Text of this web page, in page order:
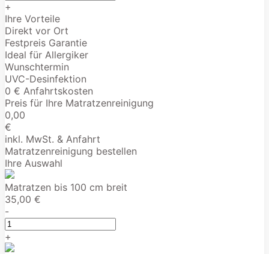
+
Ihre Vorteile
Direkt vor Ort
Festpreis Garantie
Ideal für Allergiker
Wunschtermin
UVC-Desinfektion
0 € Anfahrtskosten
Preis für Ihre Matratzenreinigung
0,00
€
inkl. MwSt. & Anfahrt
Matratzenreinigung bestellen
Ihre Auswahl
Matratzen bis 100 cm breit
35,00 €
-
+